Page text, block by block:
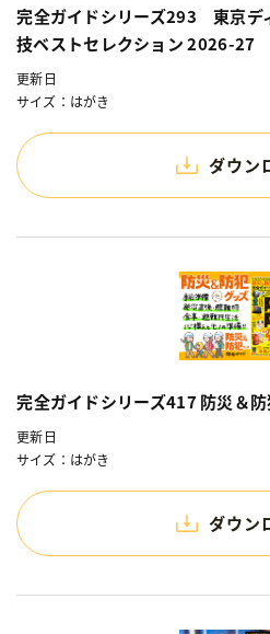
完全ガイドシリーズ293 東京デ
技ベストセレクション 2026-27
更新日
サイズ：はがき
ダウン
完全ガイドシリーズ417 防災＆
更新日
サイズ：はがき
ダウン